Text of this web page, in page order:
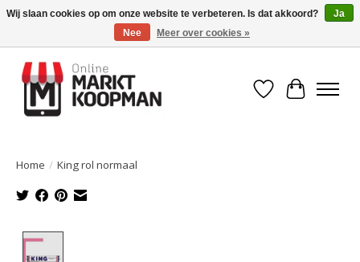
Voor 15:00 besteld, morgen in huis!
Verlanglijst
Home / King rol normaal
Wij slaan cookies op om onze website te verbeteren. Is dat akkoord?
Ja
Nee
Meer over cookies »